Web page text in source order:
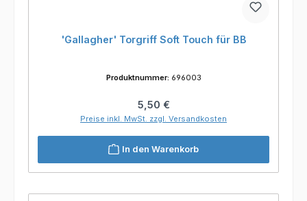
'Gallagher' Torgriff Soft Touch für BB
Produktnummer: 696003
Regulärer Preis:
5,50 €
Preise inkl. MwSt. zzgl. Versandkosten
In den Warenkorb